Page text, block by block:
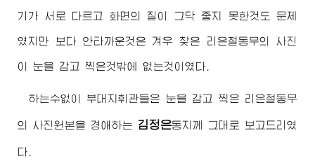
기가 서로 다르고 화면의 질이 그닥 좋지 못한것도 문제
였지만 보다 안타까운것은 겨우 찾은 리은철동무의 사진
이 눈을 감고 찍은것밖에 없는것이였다.
하는수없이 부대지휘관들은 눈을 감고 찍은 리은철동무
의 사진원본을 경애하는 김정은동지 께 그대로 보고드리였
다.